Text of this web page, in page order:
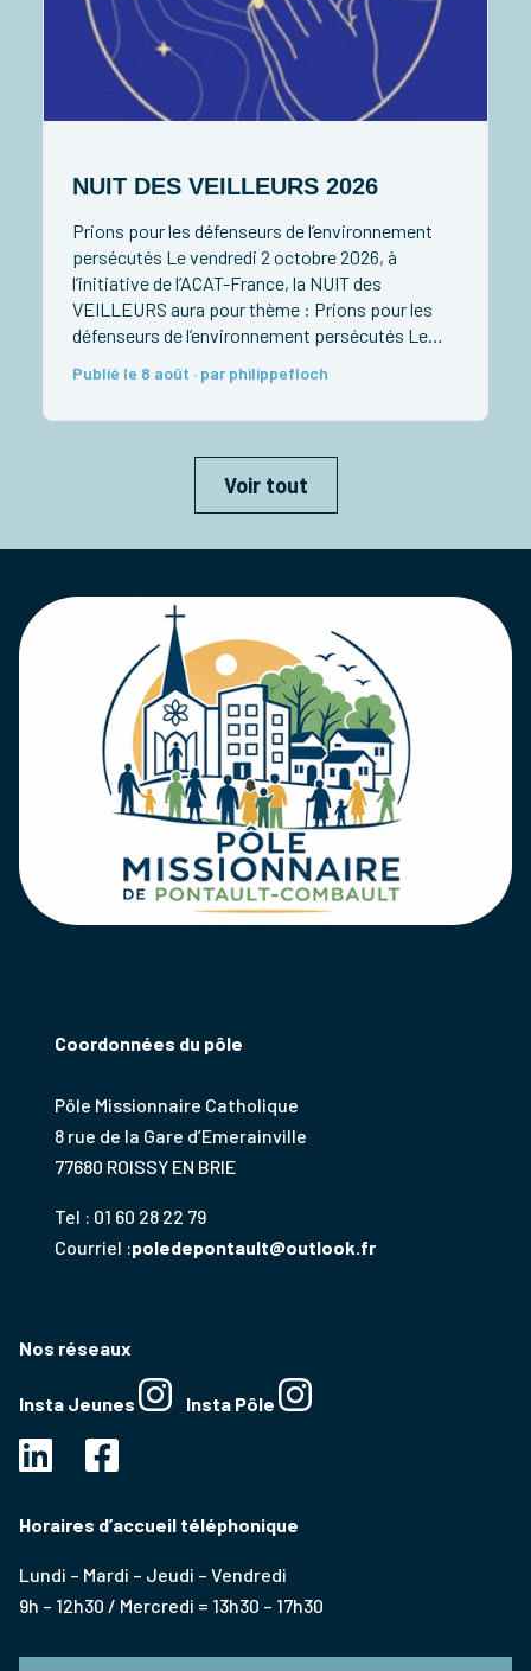
NUIT DES VEILLEURS 2026
Prions pour les défenseurs de l’environnement
persécutés Le vendredi 2 octobre 2026, à
l’initiative de l’ACAT-France, la NUIT des
VEILLEURS aura pour thème : Prions pour les
défenseurs de l’environnement persécutés Le
Saint Paul à Noisiel 77186, 8, Allée J.P. Sartre
Publié le 8 août · par philippefloch
Voir tout
Coordonnées du pôle
Pôle Missionnaire Catholique
8 rue de la Gare d’Emerainville
77680 ROISSY EN BRIE
Tel : 01 60 28 22 79
Courriel :poledepontault@outlook.fr
Nos réseaux
Insta Jeunes Insta Pôle
Horaires d’accueil téléphonique
Lundi – Mardi – Jeudi – Vendredi
9h – 12h30 / Mercredi = 13h30 – 17h30